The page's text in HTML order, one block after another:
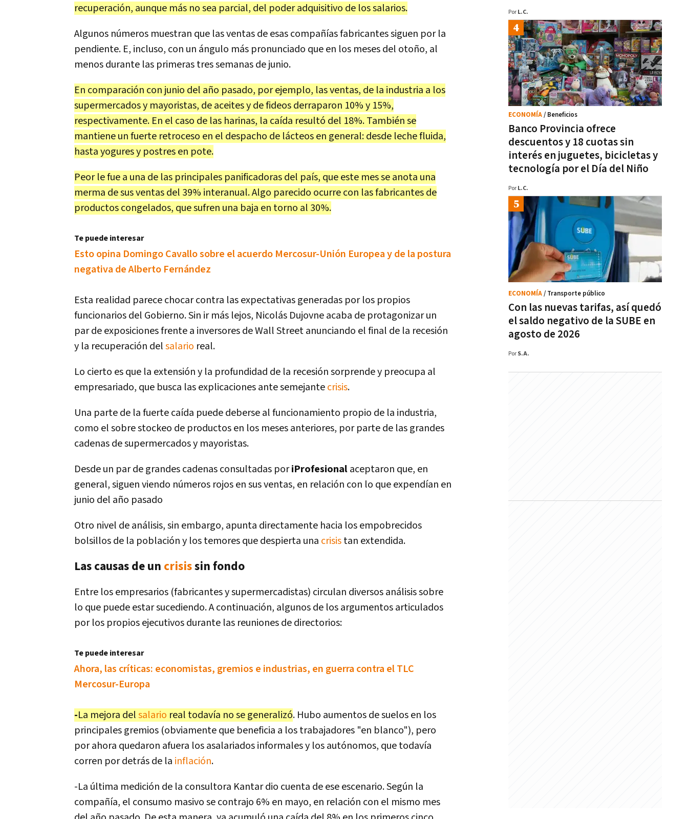
recuperación, aunque más no sea parcial, del poder adquisitivo de los salarios.
Algunos números muestran que las ventas de esas compañías fabricantes siguen por la
pendiente. E, incluso, con un ángulo más pronunciado que en los meses del otoño, al
menos durante las primeras tres semanas de junio.
En comparación con junio del año pasado, por ejemplo, las ventas, de la industria a los
supermercados y mayoristas, de aceites y de fideos derraparon 10% y 15%,
respectivamente. En el caso de las harinas, la caída resultó del 18%. También se
mantiene un fuerte retroceso en el despacho de lácteos en general: desde leche fluida,
hasta yogures y postres en pote.
Peor le fue a una de las principales panificadoras del país, que este mes se anota una
merma de sus ventas del 39% interanual. Algo parecido ocurre con las fabricantes de
productos congelados, que sufren una baja en torno al 30%.
Te puede interesar
Esto opina Domingo Cavallo sobre el acuerdo Mercosur-Unión Europea y de la postura
negativa de Alberto Fernández
Esta realidad parece chocar contra las expectativas generadas por los propios
funcionarios del Gobierno. Sin ir más lejos, Nicolás Dujovne acaba de protagonizar un
par de exposiciones frente a inversores de Wall Street anunciando el final de la recesión
y la recuperación delsalario real.
Lo cierto es que la extensión y la profundidad de la recesión sorprende y preocupa al
empresariado, que busca las explicaciones ante semejantecrisis.
Una parte de la fuerte caída puede deberse al funcionamiento propio de la industria,
como el sobre stockeo de productos en los meses anteriores, por parte de las grandes
cadenas de supermercados y mayoristas.
Desde un par de grandes cadenas consultadas poriProfesionalaceptaron que, en
general, siguen viendo números rojos en sus ventas, en relación con lo que expendían en
junio del año pasado
Otro nivel de análisis, sin embargo, apunta directamente hacia los empobrecidos
bolsillos de la población y los temores que despierta una crisistan extendida.
Las causas de un crisissin fondo
Entre los empresarios (fabricantes y supermercadistas) circulan diversos análisis sobre
lo que puede estar sucediendo. A continuación, algunos de los argumentos articulados
por los propios ejecutivos durante las reuniones de directorios:
Te puede interesar
Ahora, las críticas: economistas, gremios e industrias, en guerra contra el TLC
Mercosur-Europa
-La mejora delsalario real todavía no se generalizó. Hubo aumentos de suelos en los
principales gremios (obviamente que beneficia a los trabajadores "en blanco"), pero
por ahora quedaron afuera los asalariados informales y los autónomos, que todavía
corren por detrás de la inflación.
-La última medición de la consultora Kantar dio cuenta de ese escenario. Según la
compañía, el consumo masivo se contrajo 6% en mayo, en relación con el mismo mes
Por L.C.
Banco Provincia ofrece
descuentos y 18 cuotas sin
interés en juguetes, bicicletas y
tecnología por el Día del Niño
ECONOMÍA/ Beneficios
Por L.C.
Con las nuevas tarifas, así quedó
el saldo negativo de la SUBE en
agosto de 2026
ECONOMÍA/ Transporte público
Por S.A.